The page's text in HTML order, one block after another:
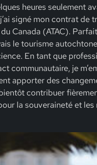
heures seulement
signé mon contrat de
Canada (ATAC).
le tourisme
En tant que
communautaire, je
apporter des
contribuer
la souveraineté et